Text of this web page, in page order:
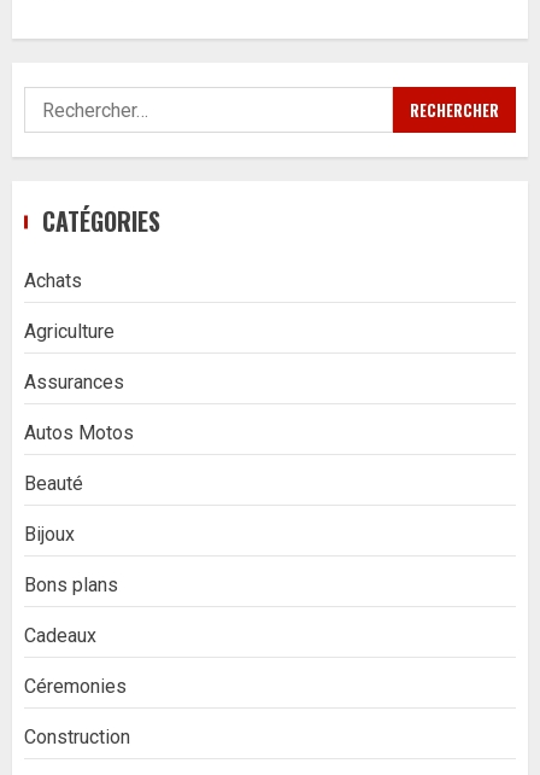
Rechercher :
CATÉGORIES
Achats
Agriculture
Assurances
Autos Motos
Beauté
Bijoux
Bons plans
Cadeaux
Céremonies
Construction